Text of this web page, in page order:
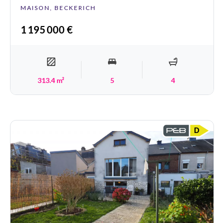
MAISON, BECKERICH
1 195 000 €
313.4 m² 5 4
D